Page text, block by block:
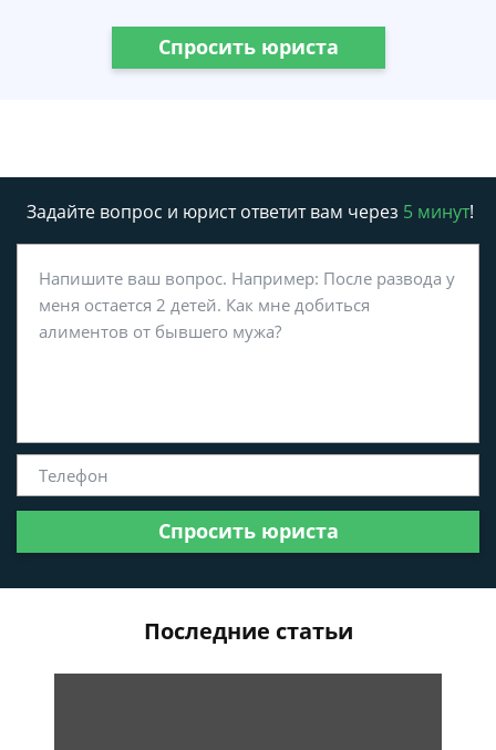
Спросить юриста
Задайте вопрос и юрист ответит вам через 5 минут!
Спросить юриста
Последние статьи